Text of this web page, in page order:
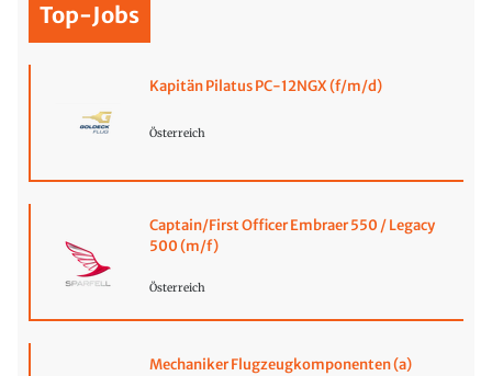
Top-Jobs
Kapitän Pilatus PC-12NGX (f/m/d)
Österreich
Captain/First Officer Embraer 550 / Legacy
500 (m/f)
Österreich
Mechaniker Flugzeugkomponenten (a)